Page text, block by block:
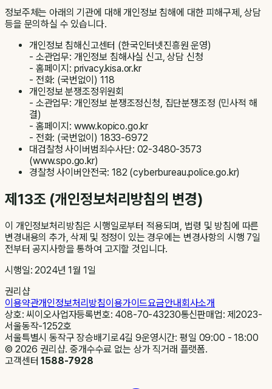
정보주체는 아래의 기관에 대해 개인정보 침해에 대한 피해구제, 상담
등을 문의하실 수 있습니다.
개인정보 침해신고센터 (한국인터넷진흥원 운영)
- 소관업무: 개인정보 침해사실 신고, 상담 신청
- 홈페이지: privacy.kisa.or.kr
- 전화: (국번없이) 118
개인정보 분쟁조정위원회
- 소관업무: 개인정보 분쟁조정신청, 집단분쟁조정 (민사적 해
결)
- 홈페이지: www.kopico.go.kr
- 전화: (국번없이) 1833-6972
대검찰청 사이버범죄수사단: 02-3480-3573
(www.spo.go.kr)
경찰청 사이버안전국: 182 (cyberbureau.police.go.kr)
제13조 (개인정보처리방침의 변경)
이 개인정보처리방침은 시행일로부터 적용되며, 법령 및 방침에 따른
변경내용의 추가, 삭제 및 정정이 있는 경우에는 변경사항의 시행 7일
전부터 공지사항을 통하여 고지할 것입니다.
시행일: 2024년 1월 1일
권리샵
이용약관개인정보처리방침이용가이드요금안내회사소개
상호: 씨이오사업자등록번호: 408-70-43230통신판매업: 제2023-
서울동작-1252호
서울특별시 동작구 장승배기로4길 9운영시간: 평일 09:00 - 18:00
© 2026 권리샵. 중개수수료 없는 상가 직거래 플랫폼.
고객센터1588-7928